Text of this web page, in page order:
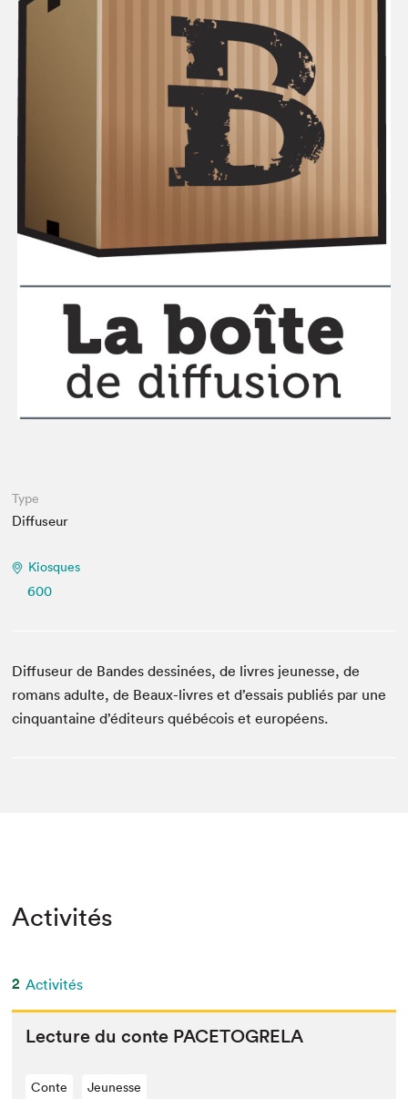
Espace enseignant·e·s
Type
Diffuseur
Kiosques
600
Diffuseur de Bandes dessinées, de livres jeunesse, de
romans adulte, de Beaux-livres et d’essais publiés par une
cinquantaine d’éditeurs québécois et européens.
Activités
2 Activités
Lec­ture du con­te PACETOGRELA
Conte Jeunesse